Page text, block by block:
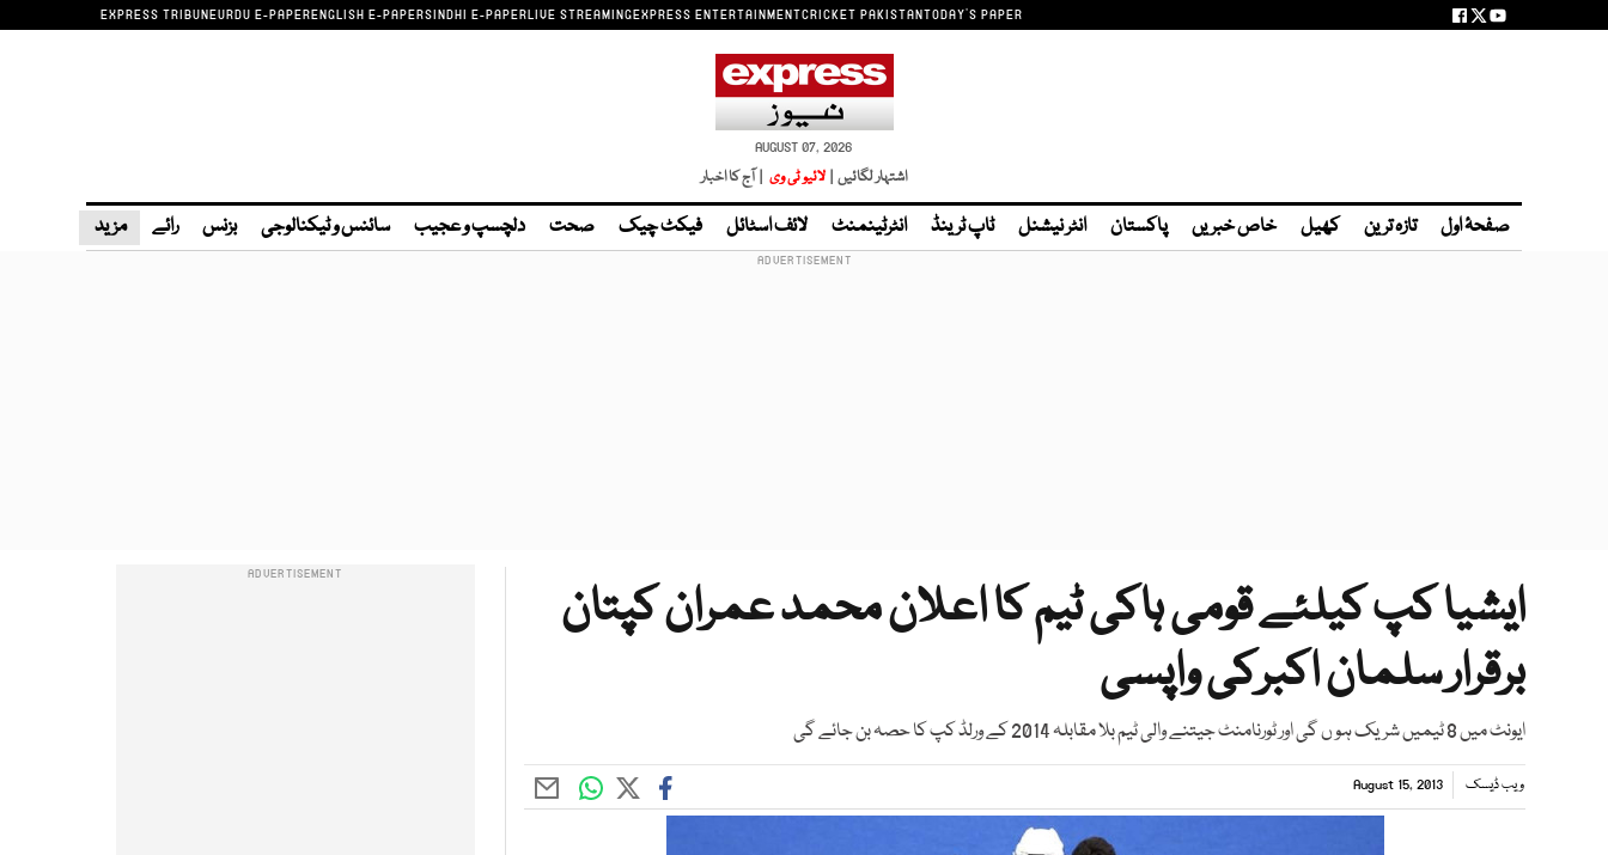
EXPRESS TRIBUNEURDU E-PAPERENGLISH E-PAPERSINDHI E-PAPERLIVE STREAMINGEXPRESS ENTERTAINMENTCRICKET PAKISTANTODAY'S PAPER
AUGUST 07, 2026
اشتہار لگائیں | لائیو ٹی وی | آج کا اخبار
صفحۂ اول تازہ ترین کھیل خاص خبریں پاکستان انٹر نیشنل ٹاپ ٹرینڈ انٹرٹینمنٹ لائف اسٹائل فیکٹ چیک صحت دلچسپ و عجیب سائنس و ٹیکنالوجی بزنس رائے مزید
ایشیا کپ کیلئے قومی ہاکی ٹیم کا اعلان محمد عمران کپتان
برقرار سلمان اکبرکی واپسی
ایونٹ میں 8 ٹیمیں شریک ہو ں گی اور ٹورنامنٹ جیتنے والی ٹیم بلا مقابلہ 2014 کے ورلڈ کپ کا حصہ بن جائے گی
ویب ڈیسک August 15, 2013